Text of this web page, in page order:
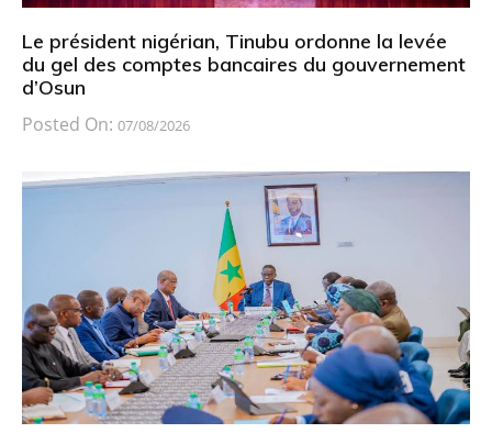
Le président nigérian, Tinubu ordonne la levée
du gel des comptes bancaires du gouvernement
d’Osun
Posted On: 07/08/2026